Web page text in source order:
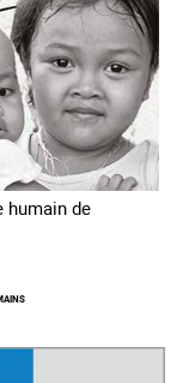
humain de